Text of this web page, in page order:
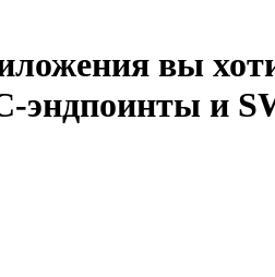
вы
эндпоинты и